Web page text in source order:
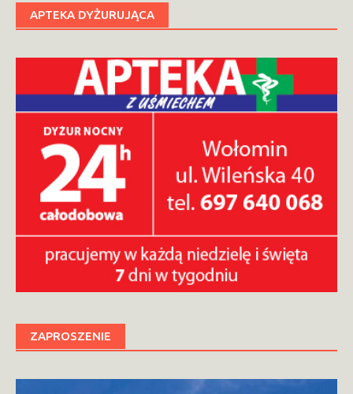
APTEKA DYŻURUJĄCA
ZAPROSZENIE